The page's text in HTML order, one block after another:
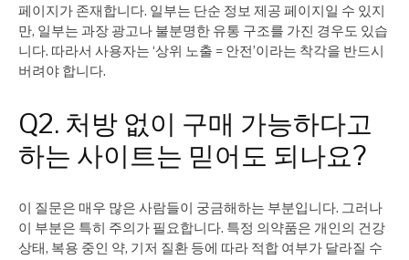
페이지가 존재합니다. 일부는 단순 정보 제공 페이지일 수 있지
만, 일부는 과장 광고나 불분명한 유통 구조를 가진 경우도 있습
니다. 따라서 사용자는 ‘상위 노출 = 안전’이라는 착각을 반드시
버려야 합니다.
Q2. 처방 없이 구매 가능하다고
하는 사이트는 믿어도 되나요?
이 질문은 매우 많은 사람들이 궁금해하는 부분입니다. 그러나
이 부분은 특히 주의가 필요합니다. 특정 의약품은 개인의 건강
상태, 복용 중인 약, 기저 질환 등에 따라 적합 여부가 달라질 수